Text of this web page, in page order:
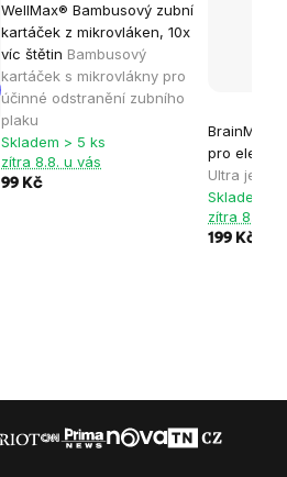
WellMax® Bambusový zubní
kartáček z mikrovláken, 10x
víc štětin Bambusový
kartáček s mikrovlákny pro
účinné odstranění zubního
plaku
Skladem > 5 ks
zítra 8.8. u vás
99 Kč
BrainMax
pro
Ultra
Skladem >
zítra 8.8. u
199 Kč